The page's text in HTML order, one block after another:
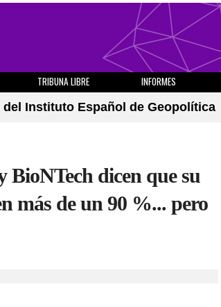
TRIBUNA LIBRE INFORMES
Instituto Español de Geopolítica
BioNTech dicen que su
más de un 90 %... pero